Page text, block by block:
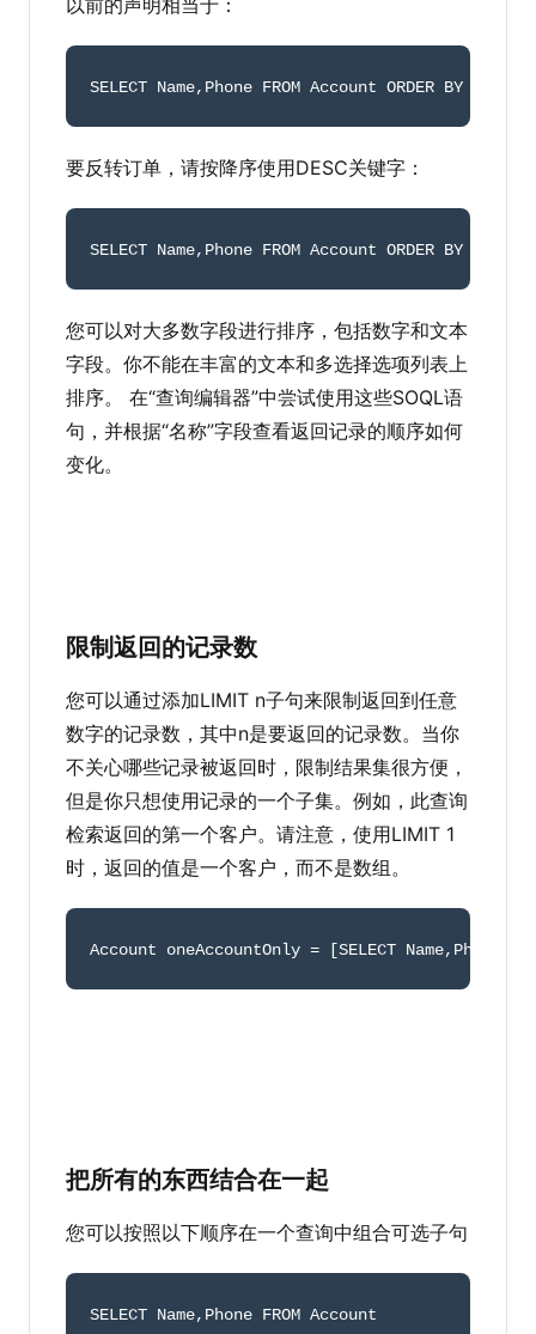
以前的声明相当于：
SELECT Name, Phone FROM Account ORDER BY Name
要反转订单，请按降序使用DESC关键字：
SELECT Name, Phone FROM Account ORDER BY Name
您可以对大多数字段进行排序，包括数字和文本
字段。你不能在丰富的文本和多选择选项列表上
排序。 在“查询编辑器”中尝试使用这些SOQL语
句，并根据“名称”字段查看返回记录的顺序如何
变化。
限制返回的记录数
您可以通过添加LIMIT n子句来限制返回到任意
数字的记录数，其中n是要返回的记录数。当你
不关心哪些记录被返回时，限制结果集很方便，
但是你只想使用记录的一个子集。例如，此查询
检索返回的第一个客户。请注意，使用LIMIT 1
时，返回的值是一个客户，而不是数组。
Account oneAccountOnly = [SELECT Name, Phone
把所有的东西结合在一起
您可以按照以下顺序在一个查询中组合可选子句
SELECT Name, Phone FROM Account